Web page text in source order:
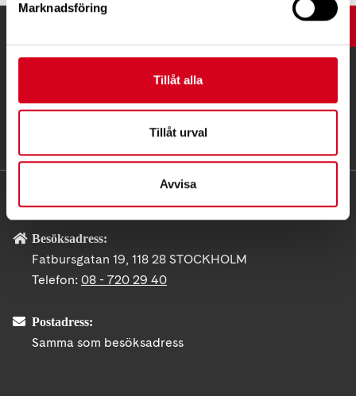
Marknadsföring
Tillåt alla
Tillåt urval
Avvisa
Besöksadress:
Fatbursgatan 19, 118 28 STOCKHOLM
Telefon: 08 - 720 29 40
Postadress:
Samma som besöksadress